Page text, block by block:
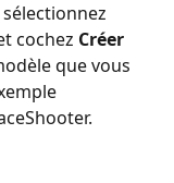
cochez Créer
que vous